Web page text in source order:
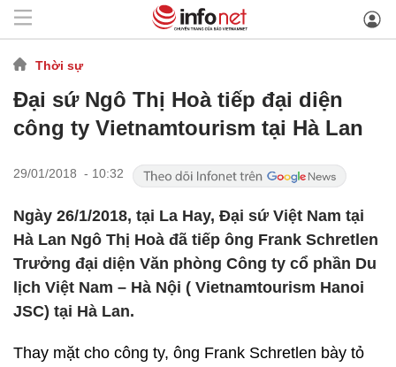
Thời sự
Đại sứ Ngô Thị Hoà tiếp đại diện
công ty Vietnamtourism tại Hà Lan
29/01/2018 - 10:32
Ngày 26/1/2018, tại La Hay, Đại sứ Việt Nam tại
Hà Lan Ngô Thị Hoà đã tiếp ông Frank Schretlen
Trưởng đại diện Văn phòng Công ty cổ phần Du
lịch Việt Nam – Hà Nội ( Vietnamtourism Hanoi
JSC) tại Hà Lan.
Thay mặt cho công ty, ông Frank Schretlen bày tỏ